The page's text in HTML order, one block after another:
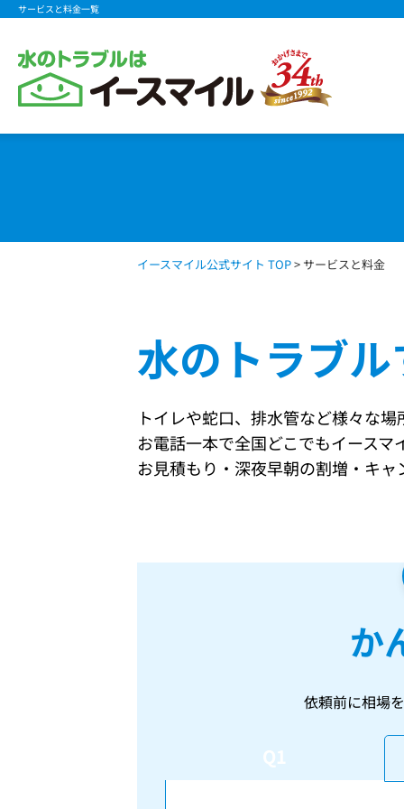
サービスと料金一覧
イースマイル公式サイト TOP> サービスと料金
水のトラブ
トイレや蛇口、排水管など様々な
お電話一本で全国どこでもイース
お見積もり・深夜早朝の割増・キ
か
依頼前に相場
Q1